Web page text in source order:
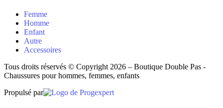
Femme
Homme
Enfant
Autre
Accessoires
Tous droits réservés © Copyright 2026 – Boutique Double Pas -
Chaussures pour hommes, femmes, enfants
Propulsé par